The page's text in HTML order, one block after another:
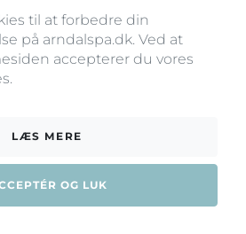
hvorfor hop kan være noget
for knogler og power – før
til at forbedre din
på arndalspa.dk. Ved at
accepterer du vores
LÆS MERE
OG LUK